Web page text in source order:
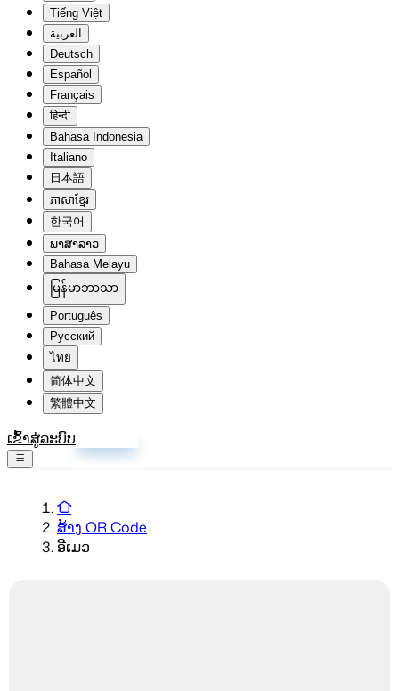
Tiếng Việt
العربية
Deutsch
Español
Français
हिन्दी
Bahasa Indonesia
Italiano
日本語
ភាសាខ្មែរ
한국어
ພາສາລາວ
Bahasa Melayu
မြန်မာဘာသာ
Português
Русский
ไทย
简体中文
繁體中文
ເຂົ້າສູ່ລະບົບ
ສ້າງ QR Code
ອີເມວ